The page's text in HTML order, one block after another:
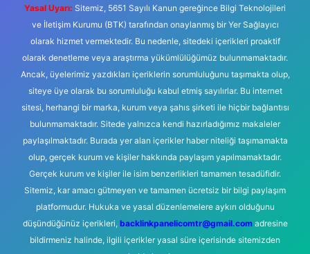
Yasal Uyarı: Sitemiz, 5651 Sayılı Kanun gereğince Bilgi Teknolojileri
ve İletişim Kurumu (BTK) tarafından onaylanmış bir Yer Sağlayıcı
olarak hizmet vermektedir. Bu nedenle, sitedeki içerikleri proaktif
olarak denetleme veya araştırma yükümlülüğümüz bulunmamaktadır.
Ancak, üyelerimiz yazdıkları içeriklerin sorumluluğunu taşımakta olup,
siteye üye olarak bu sorumluluğu kabul etmiş sayılırlar. Bu internet
sitesi, herhangi bir marka, kurum veya şahıs şirketi ile hiçbir bağlantısı
bulunmamaktadır. Sitede yalnızca kendi hazırladığımız makaleler
paylaşılmaktadır. Burada yer alan içerikler haber niteliği taşımamakta
olup, gerçek kurum ve kişiler hakkında paylaşım yapılmamaktadır.
Gerçek kurum ve kişiler ile isim benzerlikleri tamamen tesadüfidir.
Sitemiz, kar amacı gütmeyen ve tamamen ücretsiz bir bilgi paylaşım
platformudur. Hukuka ve yasal düzenlemelere aykırı olduğunu
düşündüğünüz içerikleri, backlinkpanelicomtr@gmail.comadresine
bildirmeniz halinde, ilgili içerikler yasal süre içerisinde sitemizden